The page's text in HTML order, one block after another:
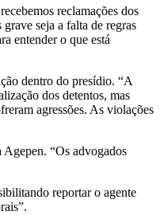
reclamações dos
seja a falta de regras
entender o que está
dentro do presídio. “A
dos detentos, mas
agressões. As violações
Agepen. “Os advogados
reportar o agente